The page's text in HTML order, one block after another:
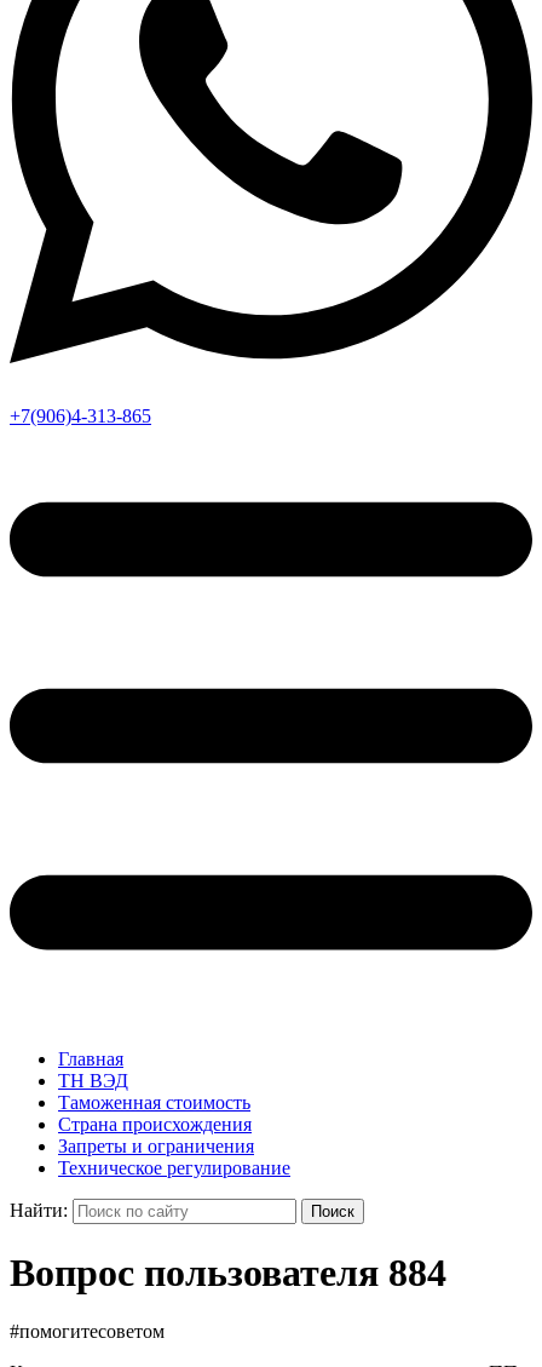
+7(906)4-313-865
Главная
ТН ВЭД
Таможенная стоимость
Страна происхождения
Запреты и ограничения
Техническое регулирование
Найти: Поиск
Вопрос пользователя 884
#помогитесоветом